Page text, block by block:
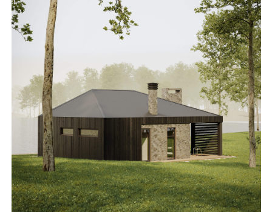
Зона отдыха
Санузел
Холл
Душевая
Парная
2.
3.
4.
5.
6.
7.3 м²
26.7 м²
2.5 м²
8.4 м²
4.5 м²
11.8 м²